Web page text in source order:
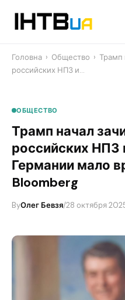
Головна › Общество › Трамп
российских НПЗ и…
ОБЩЕСТВО
Трамп начал
российских НПЗ
Германии мало
Bloomberg
ByОлег Бевзя/28 октября